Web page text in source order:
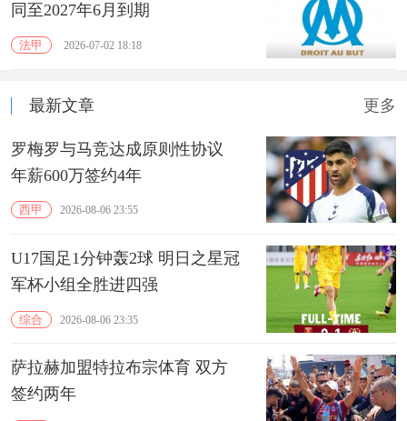
同至2027年6月到期
法甲 2026-07-02 18:18
最新文章 更多
罗梅罗与马竞达成原则性协议
年薪600万签约4年
西甲 2026-08-06 23:55
U17国足1分钟轰2球 明日之星冠
军杯小组全胜进四强
综合 2026-08-06 23:35
萨拉赫加盟特拉布宗体育 双方
签约两年